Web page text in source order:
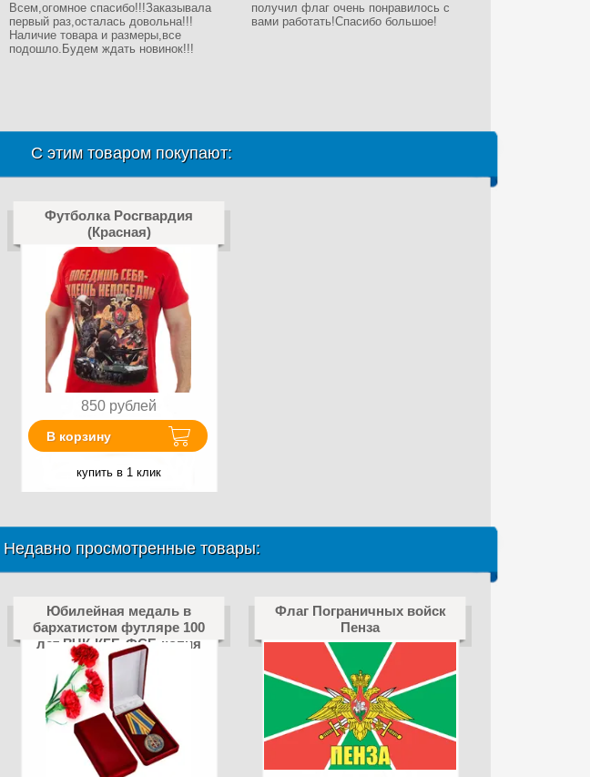
Всем,огомное спасибо!!!Заказывала
первый раз,осталась довольна!!!
Наличие товара и размеры,все
подошло.Будем ждать новинок!!!
получил флаг очень понравилось с
вами работать!Спасибо большое!
С этим товаром покупают:
Футболка Росгвардия
(Красная)
850 рублей
В корзину
купить в 1 клик
Недавно просмотренные товары:
Юбилейная медаль в
бархатистом футляре 100
лет ВЧК-КГБ-ФСБ копия
Флаг Пограничных войск
Пенза